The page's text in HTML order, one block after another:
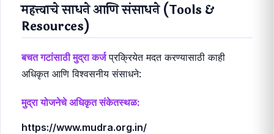
महत्त्वाचे साधने आणि संसाधने (Tools &
Resources)
बचत गटांसाठी मुद्रा कर्जप्रक्रियेत मदत करण्यासाठी काही
अधिकृत आणि विश्वसनीय संसाधने:
मुद्रा योजनेचे अधिकृत संकेतस्थळ:
https://www.mudra.org.in/